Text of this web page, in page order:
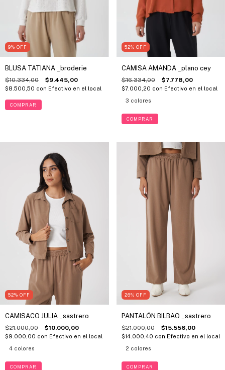
9% OFF
BLUSA TATIANA _broderie
$10.334,00 $9.445,00
$8.500,50 con Efectivo en el local
COMPRAR
52% OFF
CAMISA AMANDA _plano cey
$16.334,00 $7.778,00
$7.000,20 con Efectivo en el local
3 colores
COMPRAR
52% OFF
CAMISACO JULIA _sastrero
$21.000,00 $10.000,00
$9.000,00 con Efectivo en el local
4 colores
COMPRAR
26% OFF
PANTALÓN BILBAO _sastrero
$21.000,00 $15.556,00
$14.000,40 con Efectivo en el local
2 colores
COMPRAR